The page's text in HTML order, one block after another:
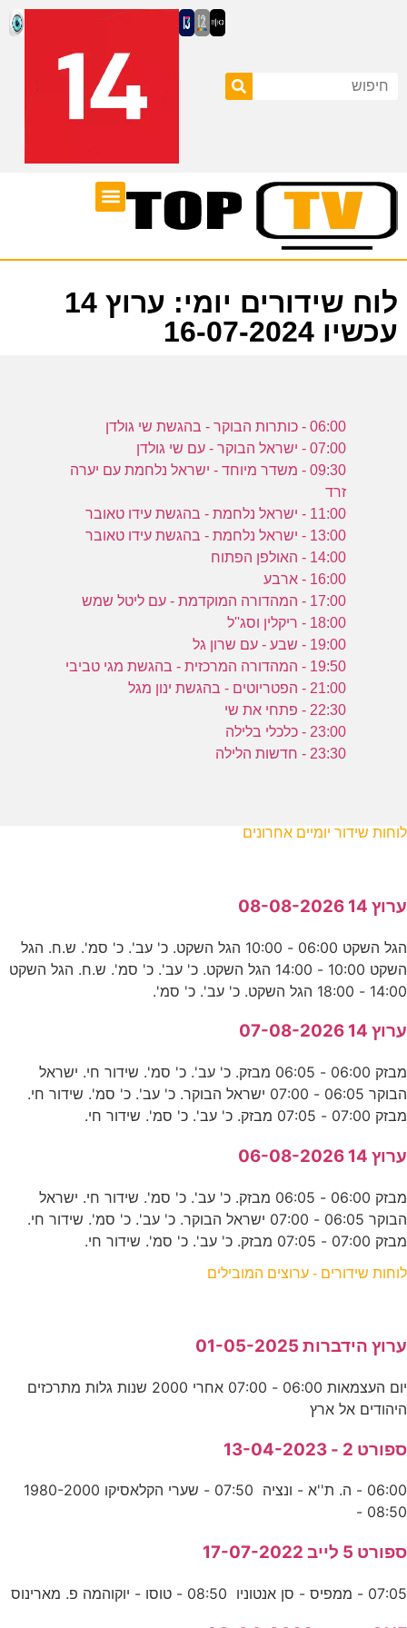
לוח שידורים יומי: ערוץ 14
עכשיו 16-07-2024
06:00 - כותרות הבוקר - בהגשת שי גולדן
07:00 - ישראל הבוקר - עם שי גולדן
09:30 - משדר מיוחד - ישראל נלחמת עם יערה
זרד
11:00 - ישראל נלחמת - בהגשת עידו טאובר
13:00 - ישראל נלחמת - בהגשת עידו טאובר
14:00 - האולפן הפתוח
16:00 - ארבע
17:00 - המהדורה המוקדמת - עם ליטל שמש
18:00 - ריקלין וסג''ל
19:00 - שבע - עם שרון גל
19:50 - המהדורה המרכזית - בהגשת מגי טביבי
21:00 - הפטריוטים - בהגשת ינון מגל
22:30 - פתחי את שי
23:00 - כלכלי בלילה
23:30 - חדשות הלילה
לוחות שידור יומיים אחרונים
ערוץ 14 08-08-2026
הגל השקט 06:00 - 10:00 הגל השקט. כ' עב'. כ' סמ'. ש.ח. הגל
השקט 10:00 - 14:00 הגל השקט. כ' עב'. כ' סמ'. ש.ח. הגל השקט
14:00 - 18:00 הגל השקט. כ' עב'. כ' סמ'.
ערוץ 14 07-08-2026
מבזק 06:00 - 06:05 מבזק. כ' עב'. כ' סמ'. שידור חי. ישראל
הבוקר 06:05 - 07:00 ישראל הבוקר. כ' עב'. כ' סמ'. שידור חי.
מבזק 07:00 - 07:05 מבזק. כ' עב'. כ' סמ'. שידור חי.
ערוץ 14 06-08-2026
מבזק 06:00 - 06:05 מבזק. כ' עב'. כ' סמ'. שידור חי. ישראל
הבוקר 06:05 - 07:00 ישראל הבוקר. כ' עב'. כ' סמ'. שידור חי.
מבזק 07:00 - 07:05 מבזק. כ' עב'. כ' סמ'. שידור חי.
לוחות שידורים - ערוצים המובילים
ערוץ הידברות 01-05-2025
יום העצמאות 06:00 - 07:00 אחרי 2000 שנות גלות מתרכזים
היהודים אל ארץ
ספורט 2 - 13-04-2023
08:50 -
ספורט 5 לייב 17-07-2022
07:05 - ממפיס - סן אנטוניו 08:50 - טוסו - יוקוהמה פ. מארינוס